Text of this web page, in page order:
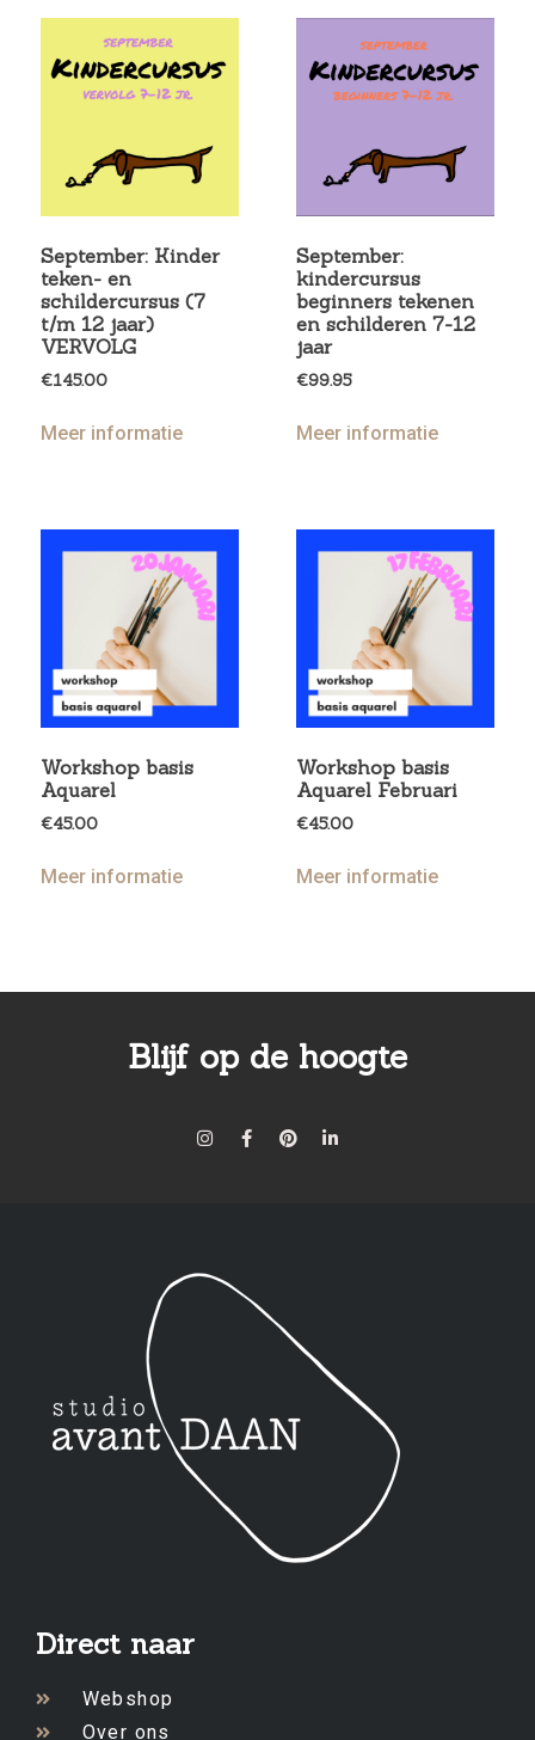
September: Kinder
teken- en
schildercursus (7
t/m 12 jaar)
VERVOLG
€145.00
Meer informatie
September:
kindercursus
beginners tekenen
en schilderen 7-12
jaar
€99.95
Meer informatie
Workshop basis
Aquarel
€45.00
Meer informatie
Workshop basis
Aquarel Februari
€45.00
Meer informatie
Blijf op de hoogte
Direct naar
Webshop
Over ons